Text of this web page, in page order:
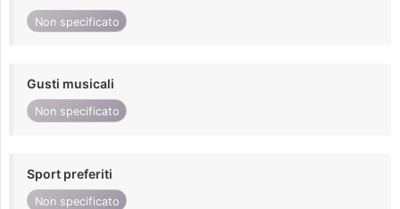
Non specificato
Gusti musicali
Non specificato
Sport preferiti
Non specificato